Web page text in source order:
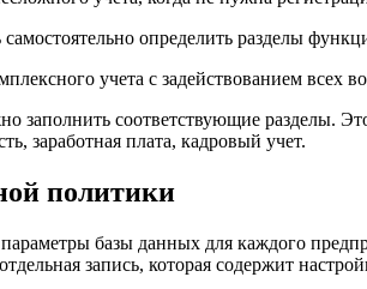
определить разделы
учета с задействованием всех
соответствующие разделы.
заработная плата, кадровый учет.
политики
базы данных для каждого
запись, которая содержит